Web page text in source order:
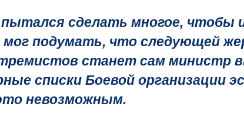
сделать многое, чтобы
подумать, что следующей
станет сам министр
списки Боевой организации
невозможным.